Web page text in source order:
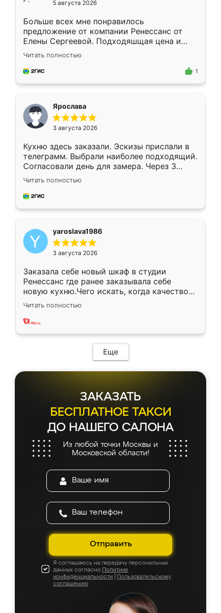
5 августа 2026
Больше всех мне понравилось
предложение от компании Ренессанс от
Елены Сергеевой. Подходяшщая цена и
короткие сроки изготовления. Приехавший
для замера сотрудник Владислав
предложил по моему эскизу самый
Читать полностью
1
Ярослава
3 августа 2026
Кухню здесь заказали. Эскизы прислали в
телеграмм. Выбрали наиболее подходящий.
Согласовали день для замера. Через 3
недели кухня была уже готова. Остались
довольны работой. Спасибо Ренессанс
мебель за качественную работу!
Читать полностью
yaroslava1986
3 августа 2026
Заказала себе новый шкаф в студии
Ренессанс где ранее заказывала себе
новую кухню.Чего искать, когда качеством
вполне довольна. Служит кухня уже почти
два года, нареканий нет.
Читать полностью
Еще
ЗАКАЗАТЬ
БЕСПЛАТНОЕ ТАКСИ
ДО НАШЕГО САЛОНА
Из любой точки Москвы и
Московской области!
Отправить
Я соглашаюсь на передачу персональных
данных согласно Политике
конфиденциальности
Пользовательскому
соглашению